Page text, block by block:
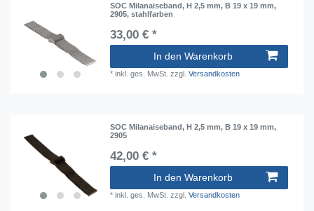
SOC Milanaiseband, H 2,5 mm, B 19 x 19 mm,
2905, stahlfarben
33,00 € *
In den Warenkorb
*inkl. ges. MwSt. zzgl.Versandkosten
SOC Milanaiseband, H 2,5 mm, B 19 x 19 mm,
2905
42,00 € *
In den Warenkorb
*inkl. ges. MwSt. zzgl.Versandkosten